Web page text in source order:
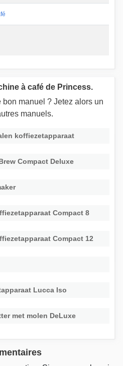
à café de Princess.
manuel ? Jetez alors un
manuels.
koffiezetapparaat
Compact Deluxe
Compact 8
Compact 12
Lucca Iso
met molen DeLuxe